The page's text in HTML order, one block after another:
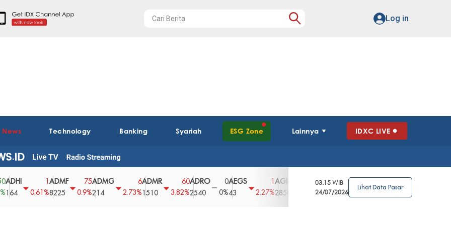
Log in
Technology Banking Syariah ESG Zone Lainnya IDXC LIVE
0.61%
ADMF
8225
75
0.9%
ADMG
214
2.73%
ADMR
1510
3.82%
ADRO
2540
0
0%
AEGS
43
2.27%
AGII
2850
3.39%
AGRO
4
2.63%
0%
03.15 WIB
24/07/2026
Lihat Data Pasar